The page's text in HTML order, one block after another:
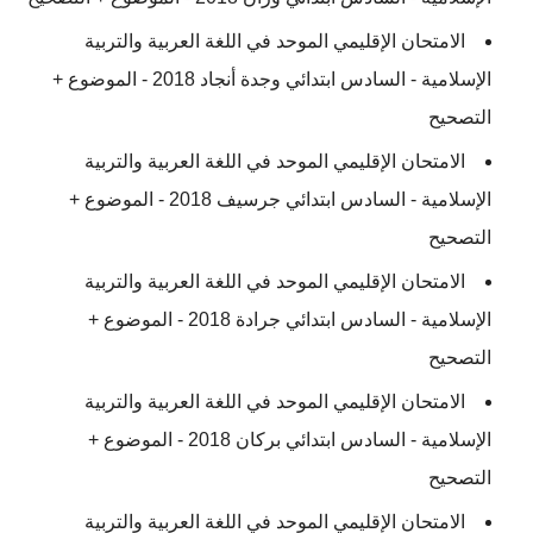
الامتحان الإقليمي الموحد في اللغة العربية والتربية
الإسلامية - السادس ابتدائي وجدة أنجاد 2018 - الموضوع +
التصحيح
الامتحان الإقليمي الموحد في اللغة العربية والتربية
الإسلامية - السادس ابتدائي جرسيف 2018 - الموضوع +
التصحيح
الامتحان الإقليمي الموحد في اللغة العربية والتربية
الإسلامية - السادس ابتدائي جرادة 2018 - الموضوع +
التصحيح
الامتحان الإقليمي الموحد في اللغة العربية والتربية
الإسلامية - السادس ابتدائي بركان 2018 - الموضوع +
التصحيح
الامتحان الإقليمي الموحد في اللغة العربية والتربية